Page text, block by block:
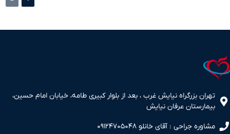
تهران بزرگراه نیایش غرب ، بعد از بلوار کبیری طامه، خیابان امام حسین،
بیمارستان عرفان نیایش
مشاوره جراحی : آقای خانلو ۰۹۱۲۴۷۰۵۰۴۸